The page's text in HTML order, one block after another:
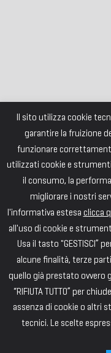
Il sito utilizza cookie
garantire la fruizione
funzionare
utilizzati cookie e
il consumo, la
migliorare i nostri
l'informativa estesa clicca
all'uso di cookie e
Usa il tasto "GESTISCI”
alcune finalità, terze
quello già prestato ovvero
“RIFIUTA TUTTO” per
assenza di cookie o altri
tecnici. Le scelte